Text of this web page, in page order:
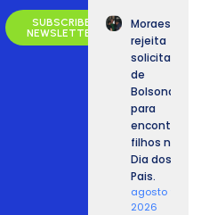
SUBSCRIBE
NEWSLETTER
Moraes
rejeita
solicitação
de
Bolsonaro
para
encontrar
filhos no
Dia dos
Pais.
agosto 9,
2026